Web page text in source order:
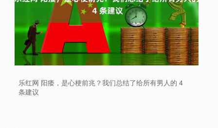
乐红网 阳痿，是心梗前兆？我们总结了给所有男人的 4
条建议